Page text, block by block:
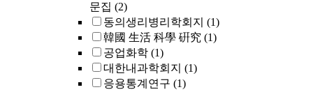
문집 (2)
동의생리병리학회지 (1)
韓國 生活 科學 硏究 (1)
공업화학 (1)
대한내과학회지 (1)
응용통계연구 (1)